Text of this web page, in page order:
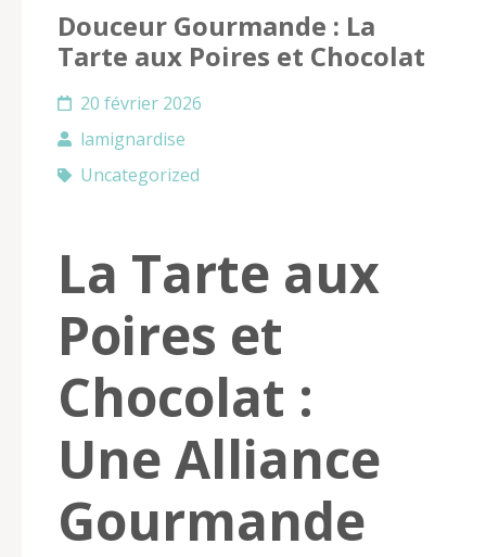
Douceur Gourmande : La
Tarte aux Poires et Chocolat
20 février 2026
lamignardise
Uncategorized
La Tarte aux
Poires et
Chocolat :
Une Alliance
Gourmande